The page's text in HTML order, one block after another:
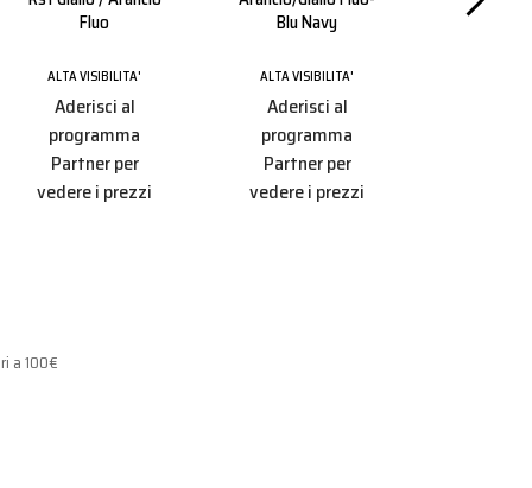
Fluo
ALTA VISIBILITA'
Aderisci al
programma
Partner per
vedere i prezzi
Blu Navy
ALTA VISIBILITA'
Aderisci al
programma
Partner per
vedere i prezzi
a 100€